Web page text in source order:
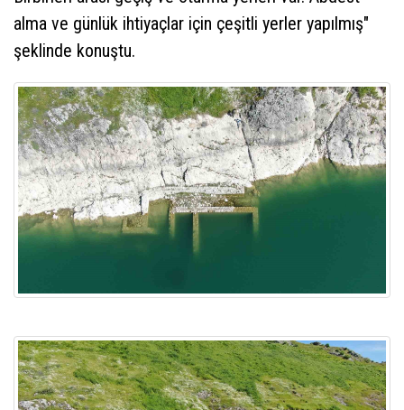
alma ve günlük ihtiyaçlar için çeşitli yerler yapılmış"
şeklinde konuştu.